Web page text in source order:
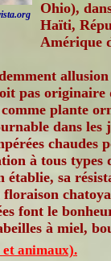
Ohio),
Haïti,
Amérique
pas originaire
plante
dans
chaudes
à tous types
sa
floraison
font le
à miel,
animaux).